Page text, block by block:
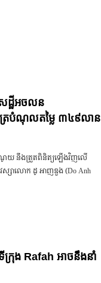
ដ្ឋីអចលន
របំណុលតម្លៃ ៣៤៩លាន
ាណូយ នឹងត្រួតពិនិត្យឡើងវិញលើ
សាលោក ដូ អាញឌួង (Do Anh
ក្រុង Rafah អាចនឹងនាំ